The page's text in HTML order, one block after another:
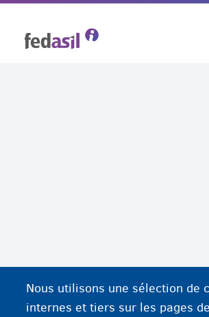
Nous utilisons une sélection de
internes et tiers sur les pages